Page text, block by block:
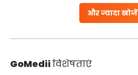
और ज्यादा खोजें
GoMediiविशेषताएं